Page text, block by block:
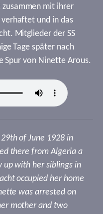
mit ihrer
und in das
Mitglieder der SS
Tage später nach
Spur von Ninette Arous.
of June 1928 in
there from Algeria a
with her siblings in
occupied her home
was arrested on
mother and two